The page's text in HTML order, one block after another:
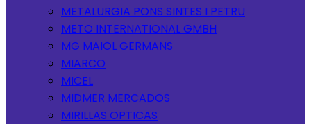
METALURGIA PONS SINTES I PETRU
METO INTERNATIONAL GMBH
MG MAIOL GERMANS
MIARCO
MICEL
MIDMER MERCADOS
MIRILLAS OPTICAS